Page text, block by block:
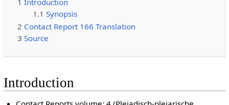
1.1 Synopsis
2 Contact Report 166 Translation
3 Source
Introduction